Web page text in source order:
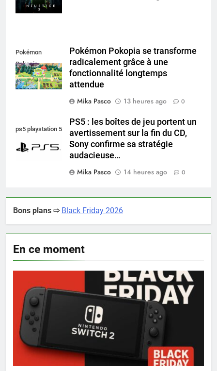
Pokémon
Pokopia
Pokémon Pokopia se transforme
radicalement grâce à une
fonctionnalité longtemps
attendue
Mika Pasco
13 heures ago 0
ps5 playstation 5
PS5 : les boîtes de jeu portent un
avertissement sur la fin du CD,
Sony confirme sa stratégie
audacieuse…
Mika Pasco
14 heures ago 0
Bons plans ⇨ Black Friday 2026
En ce moment